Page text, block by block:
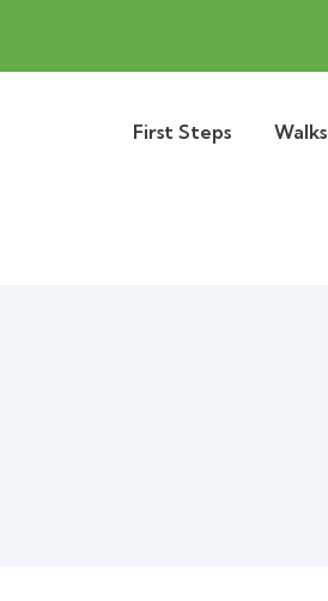
First Steps Walks